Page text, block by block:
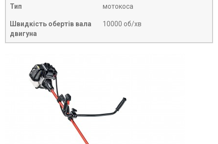
Тип мотокоса
Швидкість обертів вала
двигуна
10000 об/хв